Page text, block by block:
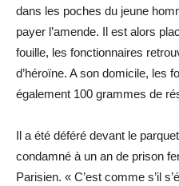
dans les poches du jeune
payer l’amende. Il est alors
fouille, les fonctionnaires
d’héroïne. A son domicile, les
également 100 grammes de
Il a été déféré devant le
condamné à un an de prison
Parisien. « C’est comme s’il